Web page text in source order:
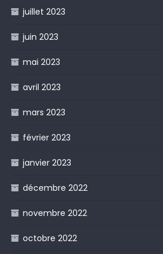
juillet 2023
juin 2023
mai 2023
avril 2023
mars 2023
février 2023
janvier 2023
décembre 2022
novembre 2022
octobre 2022